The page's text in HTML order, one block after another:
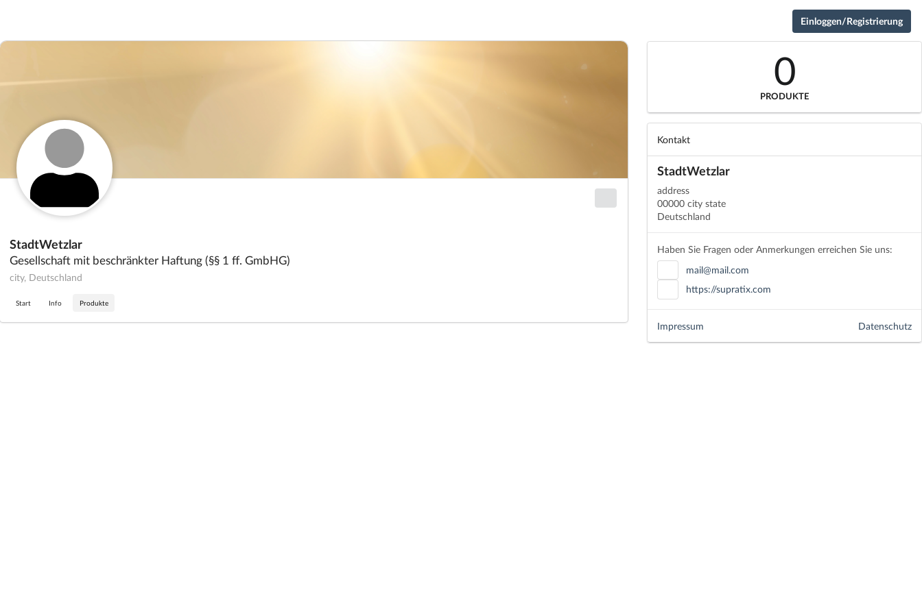
Einloggen/Registrierung
StadtWetzlar
Gesellschaft mit beschränkter Haftung (§§ 1 ff. GmbHG)
city, Deutschland
Start Info Produkte
0
PRODUKTE
Kontakt
StadtWetzlar
address
00000 city state
Deutschland
Haben Sie Fragen oder Anmerkungen erreichen Sie uns:
mail@mail.com
https://supratix.com
Datenschutz
Impressum